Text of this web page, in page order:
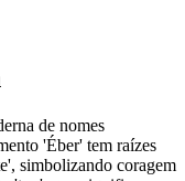
de nomes
'Éber' tem raízes
simbolizando coragem